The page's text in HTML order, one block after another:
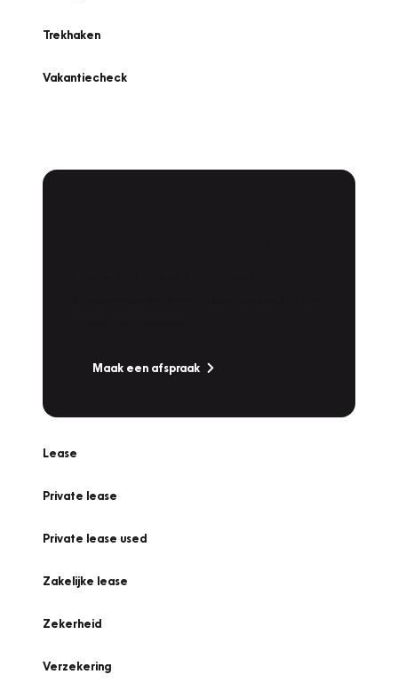
Trekhaken
Vakantiecheck
Maak een afspraak
Lease
Private lease
Private lease used
Zakelijke lease
Zekerheid
Verzekering